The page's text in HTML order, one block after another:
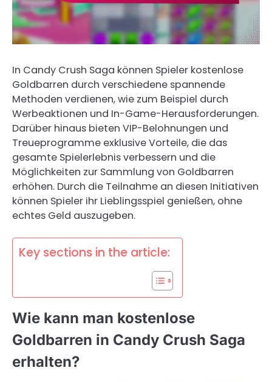
In Candy Crush Saga können Spieler kostenlose
Goldbarren durch verschiedene spannende
Methoden verdienen, wie zum Beispiel durch
Werbeaktionen und In-Game-Herausforderungen.
Darüber hinaus bieten VIP-Belohnungen und
Treueprogramme exklusive Vorteile, die das
gesamte Spielerlebnis verbessern und die
Möglichkeiten zur Sammlung von Goldbarren
erhöhen. Durch die Teilnahme an diesen Initiativen
können Spieler ihr Lieblingsspiel genießen, ohne
echtes Geld auszugeben.
Key sections in the article:
Wie kann man kostenlose
Goldbarren in Candy Crush Saga
erhalten?